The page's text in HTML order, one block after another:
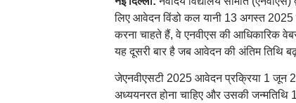
लिए आवेदन विंडो कल यानी 13 अगस्त 2025 को
करना चाहते हैं, वे एनवीएस की आधिकारिक
यह दूसरी बार है जब आवेदन की अंतिम तिथि
जेएनवीएसटी 2025 आवेदन प्रक्रिया 1 जून
अध्ययनरत होना चाहिए और उसकी